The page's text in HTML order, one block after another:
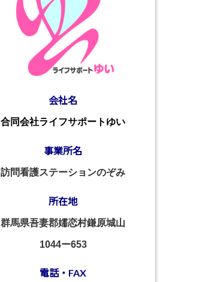
会社名
合同会社ライフサポートゆい
事業所名
訪問看護ステーションのぞみ
所在地
群馬県吾妻郡嬬恋村鎌原城山
1044ー653
電話・FAX